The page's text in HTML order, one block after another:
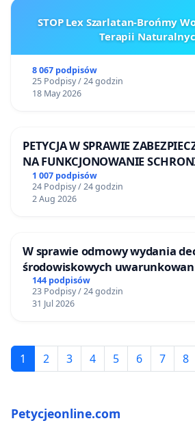
STOP Lex Szarlatan-Brońmy
Terapii
8 067 podpisów
25 Podpisy / 24 godzin
18 May 2026
PETYCJA W SPRAWIE
NA FUNKCJONOWANIE
BEZDOMNYCH ZWIERZĄT W
1 007 podpisów
24 Podpisy / 24 godzin
2 Aug 2026
W sprawie odmowy wydania
środowiskowych
zakładu wytwarzania
Ostrowiu Południowym oraz
mieszkańców i Puszczy
144 podpisów
23 Podpisy / 24 godzin
31 Jul 2026
1 2 3 4 5 6 7 8
Petycjeonline.com